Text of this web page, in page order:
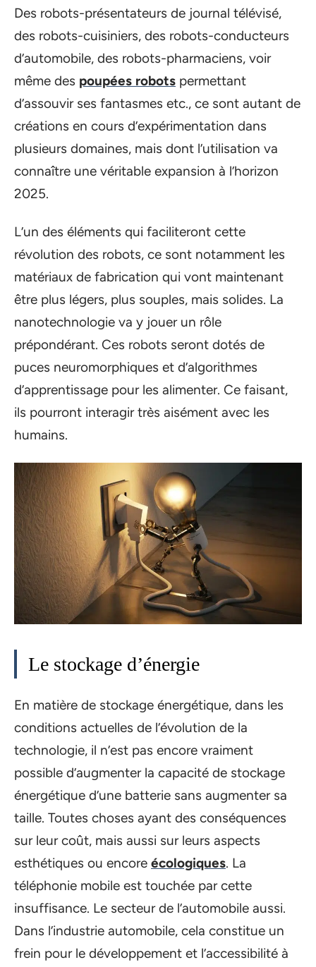
Des robots-présentateurs de journal télévisé,
des robots-cuisiniers, des robots-conducteurs
d’automobile, des robots-pharmaciens, voir
même des poupées robots permettant
d’assouvir ses fantasmes etc., ce sont autant de
créations en cours d’expérimentation dans
plusieurs domaines, mais dont l’utilisation va
connaître une véritable expansion à l’horizon
2025.
L’un des éléments qui faciliteront cette
révolution des robots, ce sont notamment les
matériaux de fabrication qui vont maintenant
être plus légers, plus souples, mais solides. La
nanotechnologie va y jouer un rôle
prépondérant. Ces robots seront dotés de
puces neuromorphiques et d’algorithmes
d’apprentissage pour les alimenter. Ce faisant,
ils pourront interagir très aisément avec les
humains.
Le stockage d’énergie
En matière de stockage énergétique, dans les
conditions actuelles de l’évolution de la
technologie, il n’est pas encore vraiment
possible d’augmenter la capacité de stockage
énergétique d’une batterie sans augmenter sa
taille. Toutes choses ayant des conséquences
sur leur coût, mais aussi sur leurs aspects
esthétiques ou encore écologiques. La
téléphonie mobile est touchée par cette
insuffisance. Le secteur de l’automobile aussi.
Dans l’industrie automobile, cela constitue un
frein pour le développement et l’accessibilité à